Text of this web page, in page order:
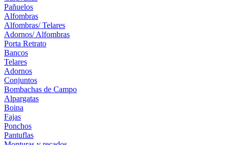
Pañuelos
Alfombras
Alfombras/ Telares
Adornos/ Alfombras
Porta Retrato
Bancos
Telares
Adornos
Conjuntos
Bombachas de Campo
Alpargatas
Boina
Fajas
Ponchos
Pantuflas